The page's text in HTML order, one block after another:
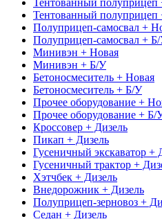
Тентованный полуприцеп
Полуприцеп-самосвал +
Полуприцеп-самосвал +
Минивэн + Новая
Минивэн + Б/У
Бетоносмеситель + Новая
Бетоносмеситель + Б/У
Прочее оборудование +
Прочее оборудование + Б/
Кроссовер + Дизель
Пикап + Дизель
Гусеничный экскаватор +
Гусеничный трактор +
Хэтчбек + Дизель
Внедорожник + Дизель
Полуприцеп-зерновоз +
Седан + Дизель